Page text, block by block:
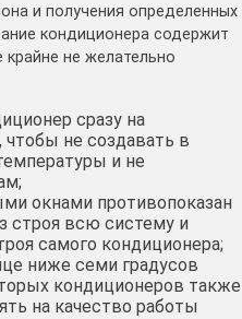
и получения определенных
кондиционера содержит
не желательно
сразу на
не создавать в
и не
окнами противопоказан
строя всю систему и
самого кондиционера;
ниже семи градусов
кондиционеров также
на качество работы